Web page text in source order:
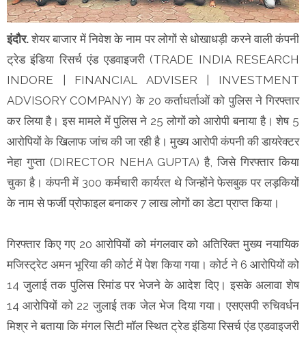
इंदौर.शेयर बाजार में निवेश के नाम पर लोगों से धोखाधड़ी करने वाली कंपनी
ट्रेड इंडिया रिसर्च एंड एडवाइजरी (TRADE INDIA RESEARCH
INDORE | FINANCIAL ADVISER | INVESTMENT
ADVISORY COMPANY) के 20 कर्ताधर्ताओं को पुलिस ने गिरफ्तार
कर लिया है। इस मामले में पुलिस ने 25 लोगों को आरोपी बनाया है। शेष 5
आरोपियों के खिलाफ जांच की जा रही है। मुख्य आरोपी कंपनी की डायरेक्टर
नेहा गुप्ता (DIRECTOR NEHA GUPTA) है, जिसे गिरफ्तार किया
चुका है। कंपनी में 300 कर्मचारी कार्यरत थे जिन्होंने फेसबुक पर लड़कियों
के नाम से फर्जी प्रोफाइल बनाकर 7 लाख लोगों का डेटा प्राप्त किया।
गिरफ्तार किए गए 20 आरोपियों को मंगलवार को अतिरिक्त मुख्य नयायिक
मजिस्ट्रेट अमन भूरिया की कोर्ट में पेश किया गया। कोर्ट ने 6 आरोपियों को
14 जुलाई तक पुलिस रिमांड पर भेजने के आदेश दिए। इसके अलावा शेष
14 आरोपियों को 22 जुलाई तक जेल भेज दिया गया। एसएसपी रुचिवर्धन
मिश्र ने बताया कि मंगल सिटी मॉल स्थित ट्रेड इंडिया रिसर्च एंड एडवाइजरी